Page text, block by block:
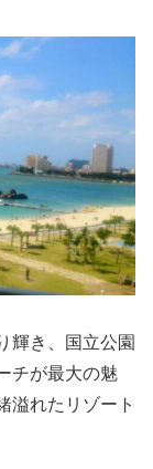
輝き、国立公園
チが最大の魅
溢れたリゾート